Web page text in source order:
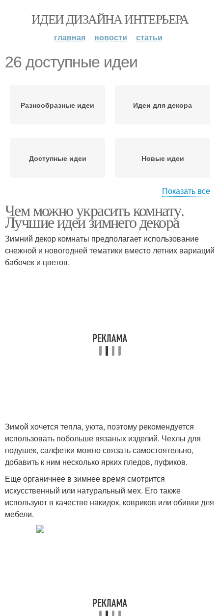
ИДЕИ ДИЗАЙНА ИНТЕРЬЕРА
главная новости статьи
26 доступные идеи
Разнообразные идеи Идеи для декора
Доступные идеи Новые идеи
Идеи для дачи
интерьеров
Показать все
Чем можно украсить комнату.
Лучшие идеи зимнего декора
Зимний декор комнаты предполагает использование
снежной и новогодней тематики вместо летних вариаций
бабочек и цветов.
Зимой хочется тепла, уюта, поэтому рекомендуется
использовать побольше вязаных изделий. Чехлы для
подушек, салфетки можно связать самостоятельно,
добавить к ним несколько ярких пледов, пуфиков.
Еще органичнее в зимнее время смотрится
искусственный или натуральный мех. Его также
используют в качестве накидок, ковриков или обивки для
мебели.